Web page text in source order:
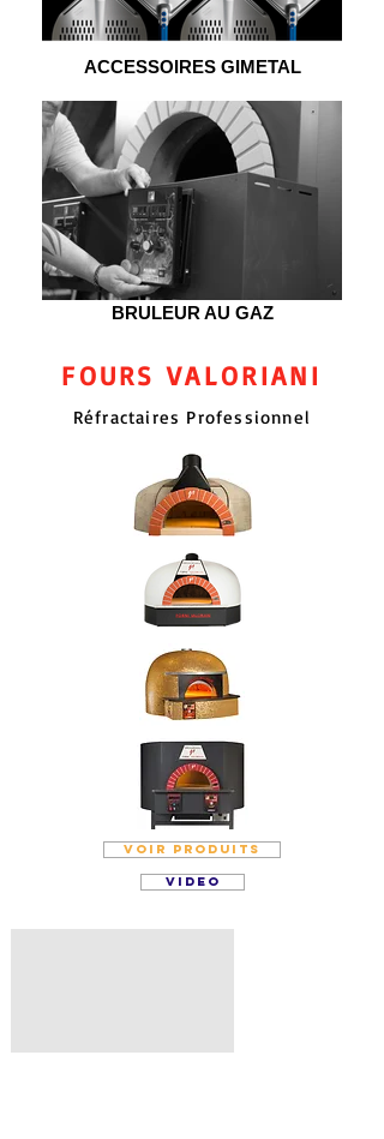
ACCESSOIRES GIMETAL
BRULEUR AU GAZ
FOURS VALORIANI
Réfractaires Professionnel
VOIR PRODUITS
VIDEO